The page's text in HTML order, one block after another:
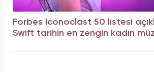
Forbes Iconoclast 50 listesi
Swift tarihin en zengin kadın